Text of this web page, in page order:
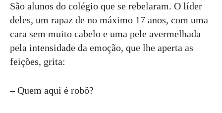
São alunos do colégio que se rebelaram. O líder
deles, um rapaz de no máximo 17 anos, com uma
cara sem muito cabelo e uma pele avermelhada
pela intensidade da emoção, que lhe aperta as
feições, grita:
– Quem aqui é robô?